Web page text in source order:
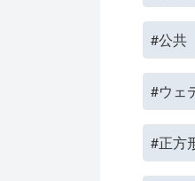
#公共
#ウェ
#正方